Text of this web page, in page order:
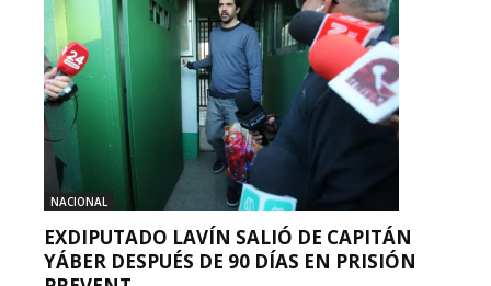
NACIONAL
EXDIPUTADO LAVÍN SALIÓ DE CAPITÁN
YÁBER DESPUÉS DE 90 DÍAS EN PRISIÓN